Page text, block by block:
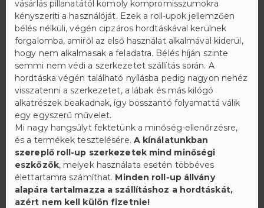
vásárlás pillanatától komoly kompromisszumokra
kényszeríti a használóját. Ezek a roll-upok jellemzően
bélés nélküli, végén cipzáros hordtáskával kerülnek
forgalomba, amiről az első használat alkalmával kiderül,
hogy nem alkalmasak a feladatra. Bélés híján szinte
semmi nem védi a szerkezetet szállítás során. A
hordtáska végén található nyílásba pedig nagyon nehéz
visszatenni a szerkezetet, a lábak és más kilógó
alkatrészek beakadnak, így bosszantó folyamattá válik
egy egyszerű művelet.
Mi nagy hangsúlyt fektetünk a minőség-ellenőrzésre,
és a termékek tesztelésére. A kínálatunkban
szereplő roll-up szerkezetek mind minőségi
eszközök, melyek használata esetén többéves
élettartamra számíthat. Minden roll-up állvány
alapára tartalmazza a szállításhoz a hordtáskát,
azért nem kell külön fizetnie!